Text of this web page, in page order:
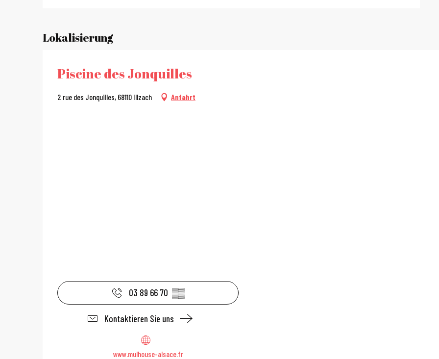
Lokalisierung
Piscine des Jonquilles
2 rue des Jonquilles, 68110 Illzach Anfahrt
03 89 66 70 ▒▒
Kontaktieren Sie uns
www.mulhouse-alsace.fr